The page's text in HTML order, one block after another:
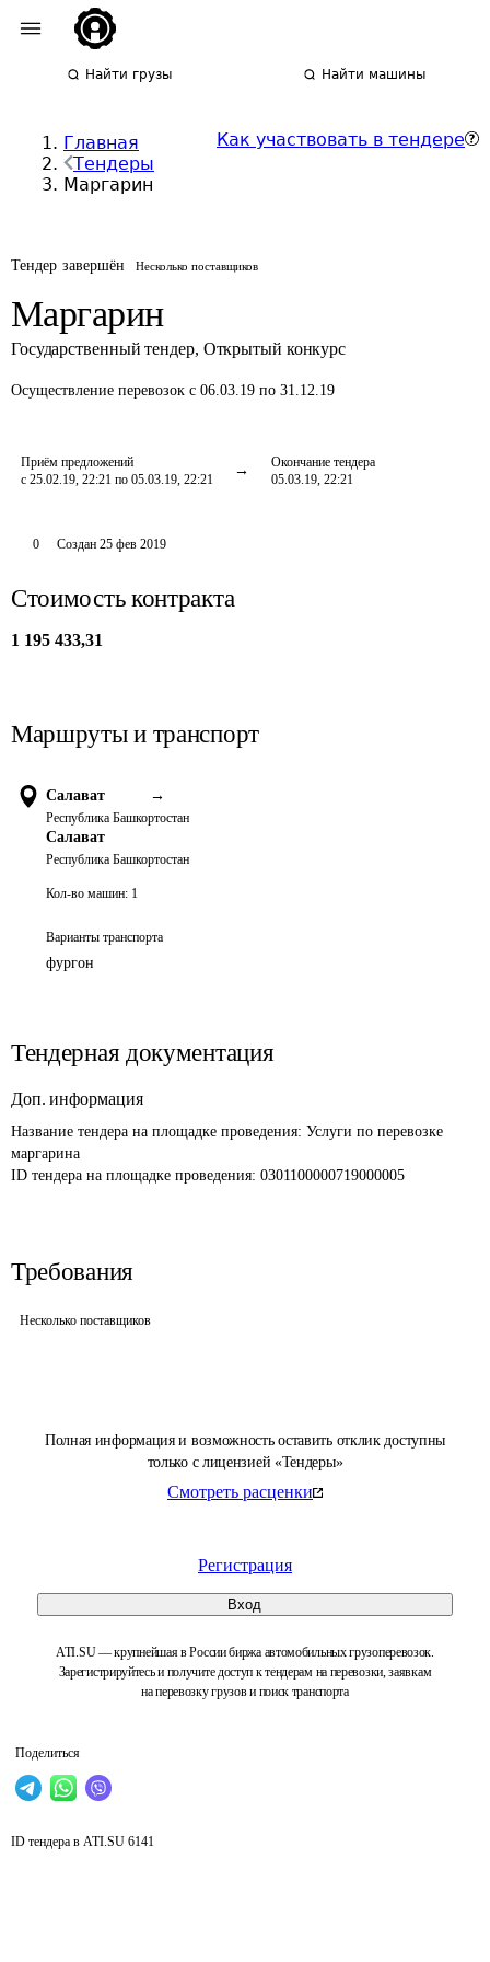
Найти грузы Найти машины
Главная
Тендеры
Маргарин
Как участвовать в тендере
Тендер завершён Несколько поставщиков
Маргарин
Государственный тендер, Открытый конкурс
Осуществление перевозок с 06.03.19 по 31.12.19
Приём предложений
с 25.02.19, 22:21 по 05.03.19, 22:21
Окончание тендера
05.03.19, 22:21
Полная информация и возможность оставить отклик доступны
только с лицензией «Тендеры»
Смотреть расценки
Регистрация
Вход
ATI.SU — крупнейшая в России биржа автомобильных грузоперевозок.
Зарегистрируйтесь и получите доступ к тендерам на перевозки, заявкам
на перевозку грузов и поиск транспорта
Поделиться
0 Создан 25 фев 2019
Стоимость контракта
1 195 433,31
Маршруты и транспорт
Салават →
Республика Башкортостан
Салават
Республика Башкортостан
Кол-во машин: 1
Варианты транспорта
фургон
Тендерная документация
Доп. информация
Название тендера на площадке проведения: Услуги по перевозке
маргарина
ID тендера на площадке проведения: 0301100000719000005
Требования
Несколько поставщиков
ID тендера в ATI.SU 6141